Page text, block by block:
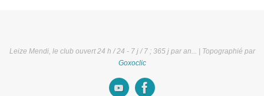
Leize Mendi, le club ouvert 24 h / 24 - 7 j / 7 ; 365 j par an... | Topographié par
Goxoclic